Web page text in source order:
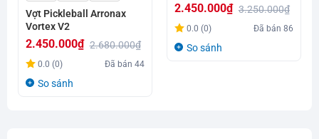
Vợt Pickleball Arronax
Vortex V2
2.680.000₫
Giá
gốc
2.450.000₫
Giá
hiện
0.0 (0) Đã bán44
So sánh
3.250.000₫
Giá
gốc
2.450.000₫
Giá
hiện
0.0 (0) Đã bán86
So sánh